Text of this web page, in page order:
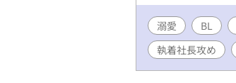
溺愛 BL
執着社長攻め